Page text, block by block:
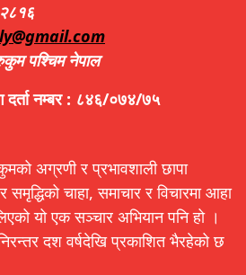
पश्चिम नेपाल
दर्ता नम्बर : ८४६/०७४/७५
अग्रणी र प्रभावशाली छापा
समृद्धिको चाहा, समाचार र विचारमा आहा
यो एक सञ्चार अभियान पनि हो ।
दश वर्षदेखि प्रकाशित भैरहेको छ